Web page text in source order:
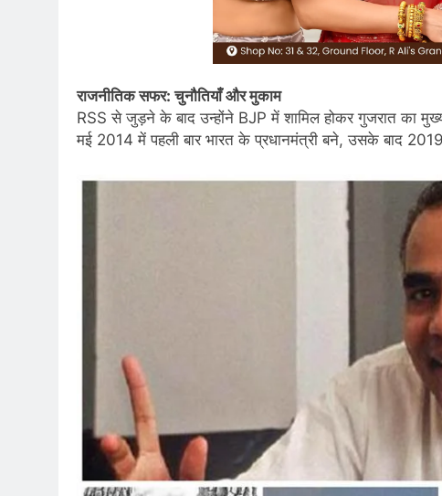
राजनीतिक सफर: चुनौतियाँ और मुकाम
RSS से जुड़ने के बाद उन्होंने BJP में शामिल होकर गुजरात का
मई 2014 में पहली बार भारत के प्रधानमंत्री बने, उसके बाद